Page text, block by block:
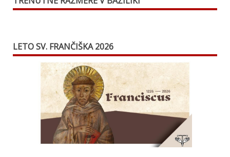
LETO SV. FRANČIŠKA 2026